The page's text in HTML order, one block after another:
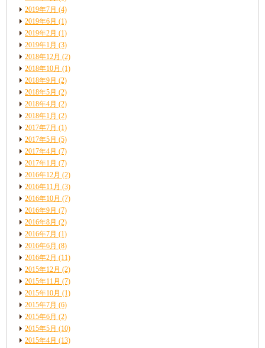
2019年7月 (4)
2019年6月 (1)
2019年2月 (1)
2019年1月 (3)
2018年12月 (2)
2018年10月 (1)
2018年9月 (2)
2018年5月 (2)
2018年4月 (2)
2018年1月 (2)
2017年7月 (1)
2017年5月 (5)
2017年4月 (7)
2017年1月 (7)
2016年12月 (2)
2016年11月 (3)
2016年10月 (7)
2016年9月 (7)
2016年8月 (2)
2016年7月 (1)
2016年6月 (8)
2016年2月 (11)
2015年12月 (2)
2015年11月 (7)
2015年10月 (1)
2015年7月 (6)
2015年6月 (2)
2015年5月 (10)
2015年4月 (13)